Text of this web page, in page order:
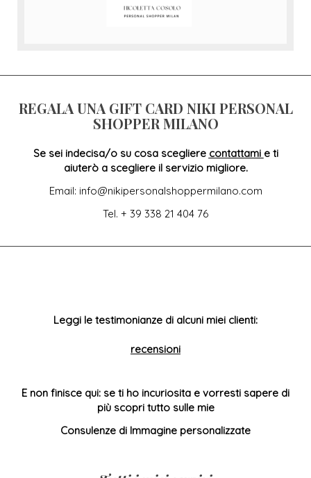
REGALA UNA GIFT CARD NIKI PERSONAL
SHOPPER MILANO
Se sei indecisa/o su cosa scegliere contattami e ti
aiuterò a scegliere il servizio migliore.
Email: info@nikipersonalshoppermilano.com
Tel. + 39 338 21 404 76
Leggi le testimonianze di alcuni miei clienti:
recensioni
E non finisce qui: se ti ho incuriosita e vorresti sapere di
più scopri tutto sulle mie
Consulenze di Immagine personalizzate